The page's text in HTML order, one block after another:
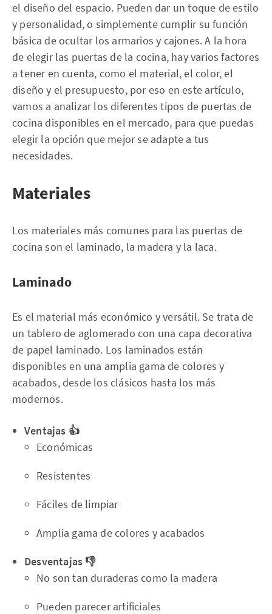
el diseño del espacio. Pueden dar un toque de estilo
y personalidad, o simplemente cumplir su función
básica de ocultar los armarios y cajones. A la hora
de elegir las puertas de la cocina, hay varios factores
a tener en cuenta, como el material, el color, el
diseño y el presupuesto, por eso en este artículo,
vamos a analizar los diferentes tipos de puertas de
cocina disponibles en el mercado, para que puedas
elegir la opción que mejor se adapte a tus
necesidades.
Materiales
Los materiales más comunes para las puertas de
cocina son el laminado, la madera y la laca.
Laminado
Es el material más económico y versátil. Se trata de
un tablero de aglomerado con una capa decorativa
de papel laminado. Los laminados están
disponibles en una amplia gama de colores y
acabados, desde los clásicos hasta los más
modernos.
Ventajas 👍
Económicas
Resistentes
Fáciles de limpiar
Amplia gama de colores y acabados
Desventajas 👎
No son tan duraderas como la madera
Pueden parecer artificiales